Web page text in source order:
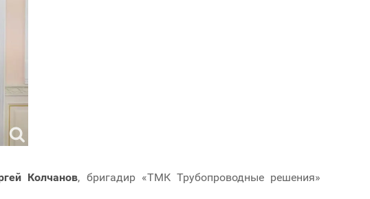
Колчанов, бригадир «ТМК Трубопроводные решения»